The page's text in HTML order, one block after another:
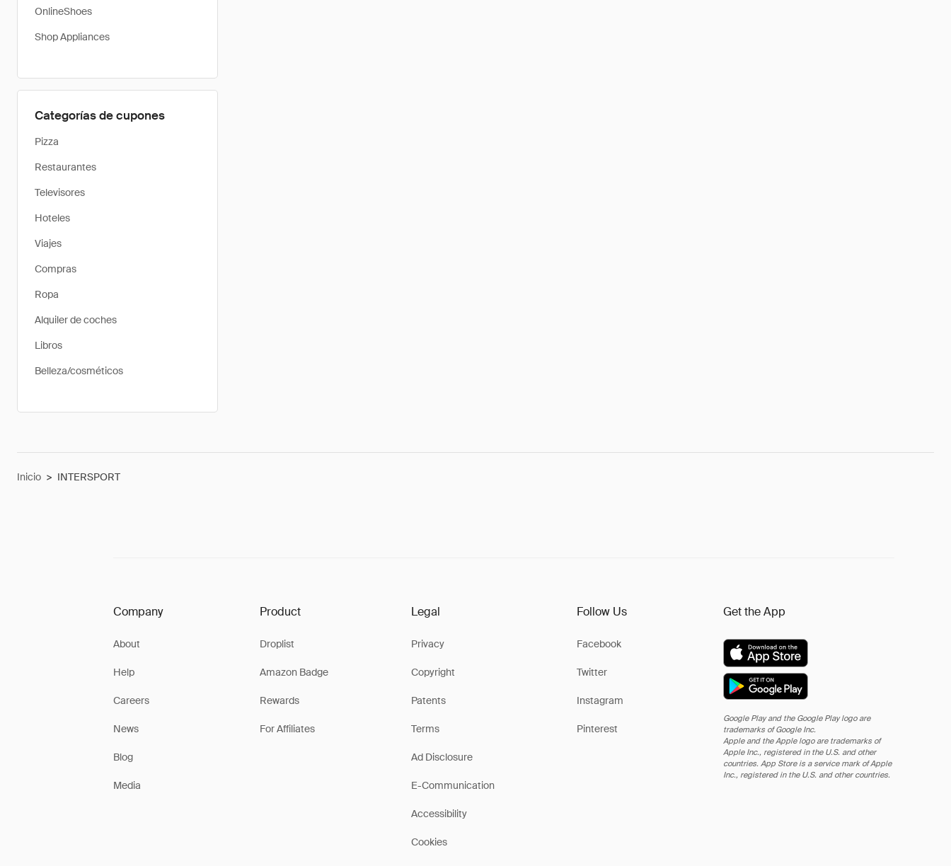
OnlineShoes
Shop Appliances
Categorías de cupones
Pizza
Restaurantes
Televisores
Hoteles
Viajes
Compras
Ropa
Alquiler de coches
Libros
Belleza/cosméticos
Inicio > INTERSPORT
Company
About
Help
Careers
News
Blog
Media
Product
Droplist
Amazon Badge
Rewards
For Affiliates
Legal
Privacy
Copyright
Patents
Terms
Ad Disclosure
E-Communication
Accessibility
Cookies
Follow Us
Facebook
Twitter
Instagram
Pinterest
Get the App
Google Play and the Google Play logo are
trademarks of Google Inc.
Apple and the Apple logo are trademarks of
Apple Inc., registered in the U.S. and other
countries. App Store is a service mark of Apple
Inc., registered in the U.S. and other countries.